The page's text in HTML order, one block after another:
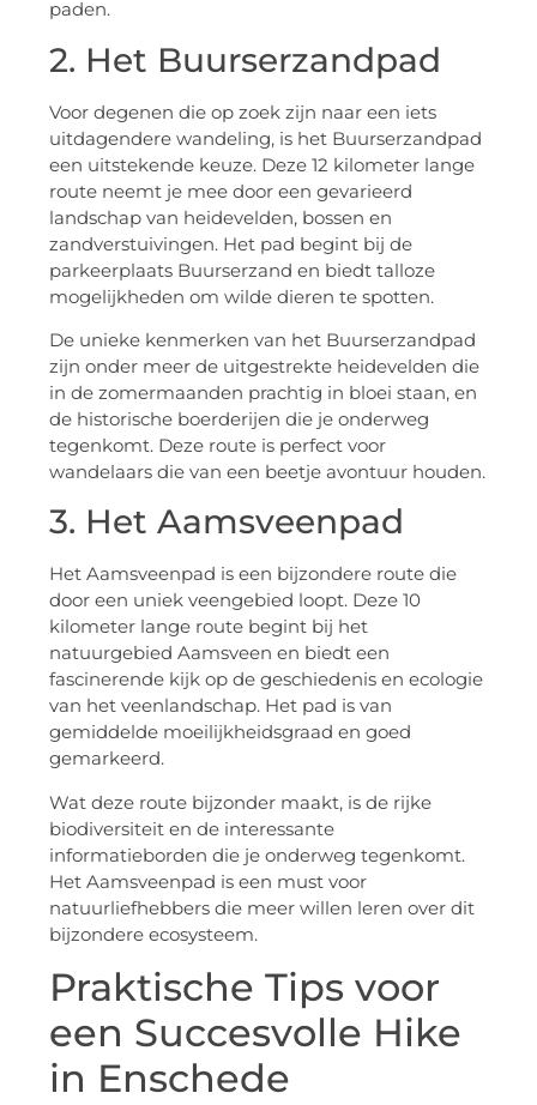
paden.
2. Het Buurserzandpad
Voor degenen die op zoek zijn naar een iets
uitdagendere wandeling, is het Buurserzandpad
een uitstekende keuze. Deze 12 kilometer lange
route neemt je mee door een gevarieerd
landschap van heidevelden, bossen en
zandverstuivingen. Het pad begint bij de
parkeerplaats Buurserzand en biedt talloze
mogelijkheden om wilde dieren te spotten.
De unieke kenmerken van het Buurserzandpad
zijn onder meer de uitgestrekte heidevelden die
in de zomermaanden prachtig in bloei staan, en
de historische boerderijen die je onderweg
tegenkomt. Deze route is perfect voor
wandelaars die van een beetje avontuur houden.
3. Het Aamsveenpad
Het Aamsveenpad is een bijzondere route die
door een uniek veengebied loopt. Deze 10
kilometer lange route begint bij het
natuurgebied Aamsveen en biedt een
fascinerende kijk op de geschiedenis en ecologie
van het veenlandschap. Het pad is van
gemiddelde moeilijkheidsgraad en goed
gemarkeerd.
Wat deze route bijzonder maakt, is de rijke
biodiversiteit en de interessante
informatieborden die je onderweg tegenkomt.
Het Aamsveenpad is een must voor
natuurliefhebbers die meer willen leren over dit
bijzondere ecosysteem.
Praktische Tips voor
een Succesvolle Hike
in Enschede